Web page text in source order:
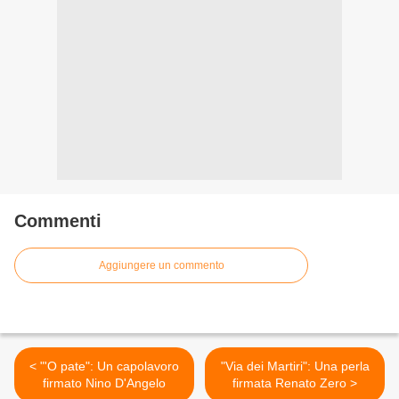
Commenti
Aggiungere un commento
< "'O pate": Un capolavoro
firmato Nino D'Angelo
"Via dei Martiri": Una perla
firmata Renato Zero >